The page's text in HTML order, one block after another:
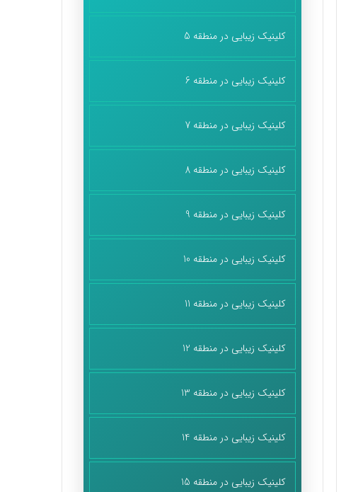
کلینیک زیبایی در منطقه 5
کلینیک زیبایی در منطقه 6
کلینیک زیبایی در منطقه 7
کلینیک زیبایی در منطقه 8
کلینیک زیبایی در منطقه 9
کلینیک زیبایی در منطقه 10
کلینیک زیبایی در منطقه 11
کلینیک زیبایی در منطقه 12
کلینیک زیبایی در منطقه 13
کلینیک زیبایی در منطقه 14
کلینیک زیبایی در منطقه 15